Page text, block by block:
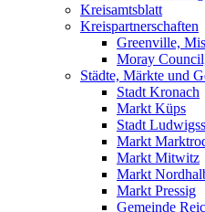
Kreisamtsblatt
Kreispartnerschaften
Greenville,
Moray
Städte, Märkte und
Stadt Kronach
Markt Küps
Stadt
Markt
Markt Mitwitz
Markt
Markt Pressig
Gemeinde